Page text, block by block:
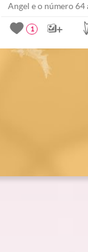
Angel e o número 64
1